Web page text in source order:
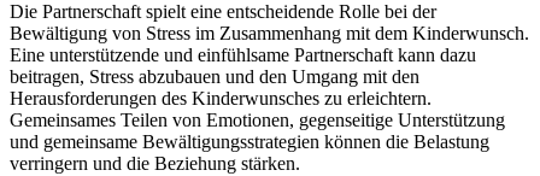
Die Partnerschaft spielt eine entscheidende Rolle bei der
Bewältigung von Stress im Zusammenhang mit dem Kinderwunsch.
Eine unterstützende und einfühlsame Partnerschaft kann dazu
beitragen, Stress abzubauen und den Umgang mit den
Herausforderungen des Kinderwunsches zu erleichtern.
Gemeinsames Teilen von Emotionen, gegenseitige Unterstützung
und gemeinsame Bewältigungsstrategien können die Belastung
verringern und die Beziehung stärken.